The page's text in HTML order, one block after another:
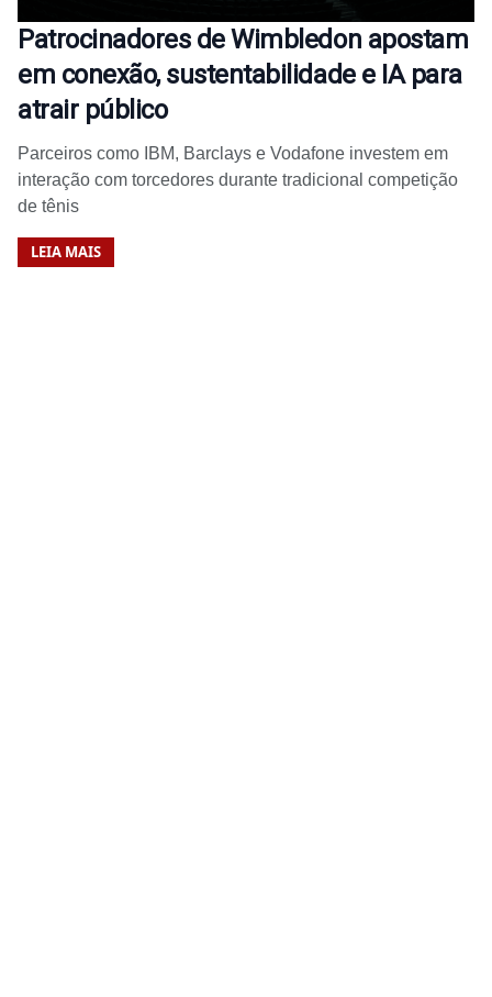
Patrocinadores de Wimbledon apostam
em conexão, sustentabilidade e IA para
atrair público
Parceiros como IBM, Barclays e Vodafone investem em
interação com torcedores durante tradicional competição
de tênis
LEIA MAIS